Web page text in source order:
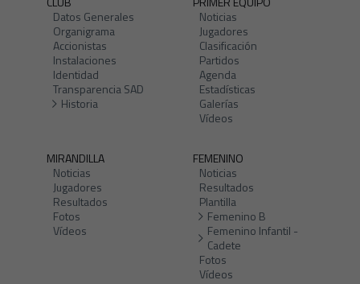
Datos Generales
Organigrama
Accionistas
Instalaciones
Identidad
Transparencia SAD
Historia
Noticias
Jugadores
Clasificación
Partidos
Agenda
Estadísticas
Galerías
Vídeos
MIRANDILLA
Noticias
Jugadores
Resultados
Fotos
Vídeos
FEMENINO
Noticias
Resultados
Plantilla
Femenino B
Femenino Infantil -
Cadete
Fotos
Vídeos